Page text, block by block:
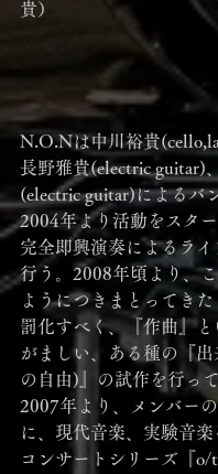
貴）
N.O.Nは中川裕貴
長野雅貴(electric guitar)
(electric guitar)によるバ
2004年より活動をスタ
完全即興演奏によるラ
行う。2008年頃より、
ようにつきまとってき
罰化すべく、『作曲』と
がましい、ある種の『
の自由)』の試作を行っ
2007年より、メンバー
に、現代音楽、実験音楽
コンサートシリーズ『o/